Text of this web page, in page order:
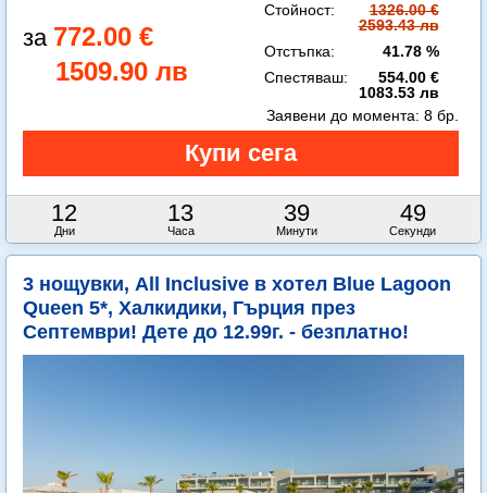
772.00 €
1509.90 лв
Стойност:
1326.00 €
2593.43 лв
Отстъпка:
41.78 %
Спестяваш:
554.00 €
1083.53 лв
12
Дни
13
Часа
39
Минути
48
Секунди
Заявени до момента: 8 бр.
3 нощувки, All Inclusive в хотел Blue Lagoon
Queen 5*, Халкидики, Гърция през
Септември! Дете до 12.99г. - безплатно!